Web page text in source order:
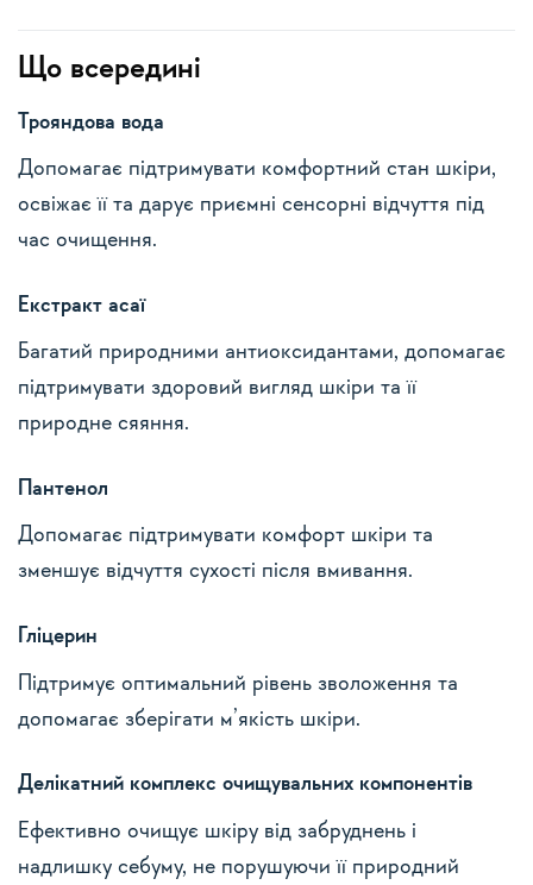
Що всередині
Трояндова вода
Допомагає підтримувати комфортний стан шкіри,
освіжає її та дарує приємні сенсорні відчуття під
час очищення.
Екстракт асаї
Багатий природними антиоксидантами, допомагає
підтримувати здоровий вигляд шкіри та її
природне сяяння.
Пантенол
Допомагає підтримувати комфорт шкіри та
зменшує відчуття сухості після вмивання.
Гліцерин
Підтримує оптимальний рівень зволоження та
допомагає зберігати м’якість шкіри.
Делікатний комплекс очищувальних компонентів
Ефективно очищує шкіру від забруднень і
надлишку себуму, не порушуючи її природний